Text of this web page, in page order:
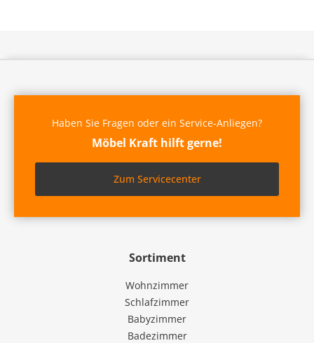
Sortiment
Wohnzimmer
Schlafzimmer
Babyzimmer
Badezimmer
Haben Sie Fragen oder ein Service-Anliegen?
Möbel Kraft hilft gerne!
Zum Servicecenter